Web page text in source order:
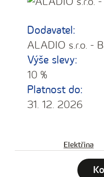
Dodavatel:
ALADIO s.r.o. -
Výše slevy:
10 %
Platnost do:
31. 12. 2026
Elektřina